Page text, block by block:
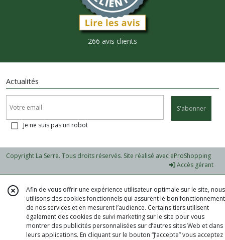
266 avis clients
Actualités
S'abonner
Je ne suis pas un robot
Copyright La Serre. Tous droits réservés. Site réalisé avec eProShopping
Accès gérant
Afin de vous offrir une expérience utilisateur optimale sur le site, nous
utilisons des cookies fonctionnels qui assurent le bon fonctionnement
de nos services et en mesurent l’audience. Certains tiers utilisent
également des cookies de suivi marketing sur le site pour vous
montrer des publicités personnalisées sur d’autres sites Web et dans
leurs applications. En cliquant sur le bouton “J’accepte” vous acceptez